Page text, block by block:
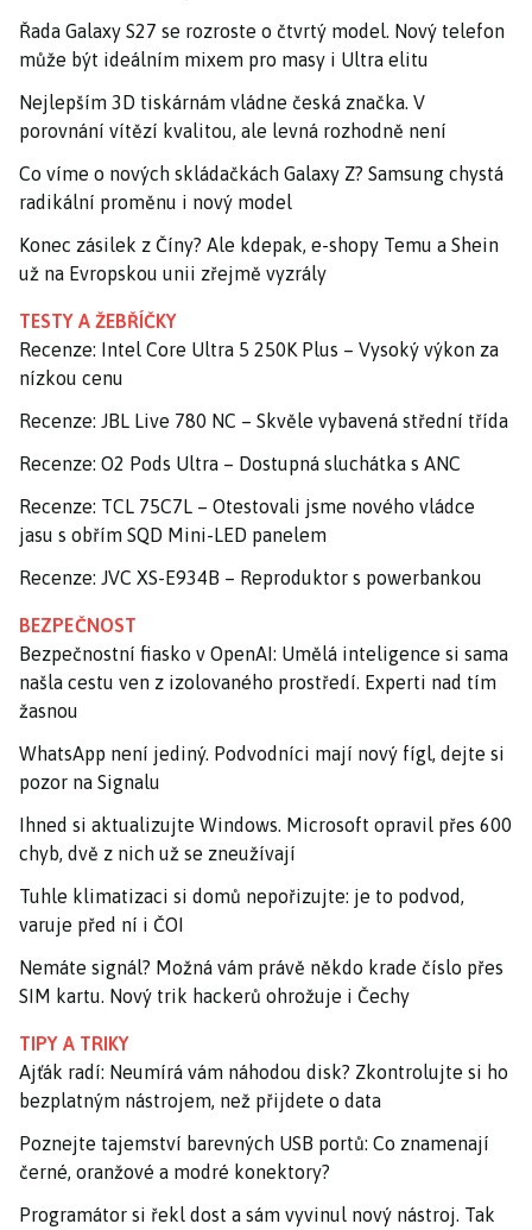
Řada Galaxy S27 se rozroste o čtvrtý model. Nový telefon
může být ideálním mixem pro masy i Ultra elitu
Nejlepším 3D tiskárnám vládne česká značka. V
porovnání vítězí kvalitou, ale levná rozhodně není
Co víme o nových skládačkách Galaxy Z? Samsung chystá
radikální proměnu i nový model
Konec zásilek z Číny? Ale kdepak, e-shopy Temu a Shein
už na Evropskou unii zřejmě vyzrály
TESTY A ŽEBŘÍČKY
Recenze: Intel Core Ultra 5 250K Plus – Vysoký výkon za
nízkou cenu
Recenze: JBL Live 780 NC – Skvěle vybavená střední třída
Recenze: O2 Pods Ultra – Dostupná sluchátka s ANC
Recenze: TCL 75C7L – Otestovali jsme nového vládce
jasu s obřím SQD Mini-LED panelem
Recenze: JVC XS-E934B – Reproduktor s powerbankou
BEZPEČNOST
Bezpečnostní fiasko v OpenAI: Umělá inteligence si sama
našla cestu ven z izolovaného prostředí. Experti nad tím
žasnou
WhatsApp není jediný. Podvodníci mají nový fígl, dejte si
pozor na Signalu
Ihned si aktualizujte Windows. Microsoft opravil přes 600
chyb, dvě z nich už se zneužívají
Tuhle klimatizaci si domů nepořizujte: je to podvod,
varuje před ní i ČOI
Nemáte signál? Možná vám právě někdo krade číslo přes
SIM kartu. Nový trik hackerů ohrožuje i Čechy
TIPY A TRIKY
Ajťák radí: Neumírá vám náhodou disk? Zkontrolujte si ho
bezplatným nástrojem, než přijdete o data
Poznejte tajemství barevných USB portů: Co znamenají
černé, oranžové a modré konektory?
Programátor si řekl dost a sám vyvinul nový nástroj. Tak